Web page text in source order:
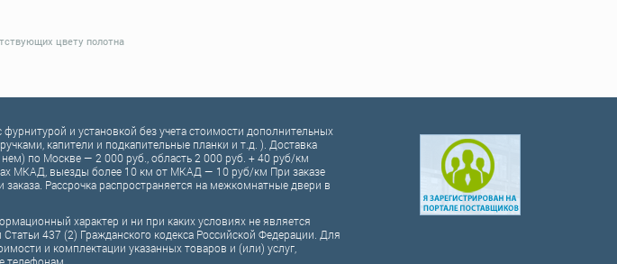
цвету полотна
и установкой без учета стоимости дополнительных
капители и подкапительные планки и т.д. ). Доставка
нем) по Москве — 2 000 руб., область 2 000 руб. + 40 руб/км
МКАД, выезды более 10 км от МКАД — 10 руб/км При заказе
Рассрочка распространяется на межкомнатные двери в
характер и ни при каких условиях не является
437 (2) Гражданского кодекса Российской Федерации. Для
и комплектации указанных товаров и (или) услуг,